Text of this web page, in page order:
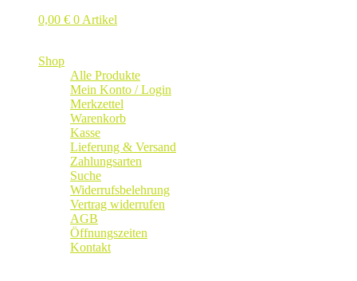
0,00 € 0 Artikel
Shop
Alle Produkte
Mein Konto / Login
Merkzettel
Warenkorb
Kasse
Lieferung & Versand
Zahlungsarten
Suche
Widerrufsbelehrung
Vertrag widerrufen
AGB
Öffnungszeiten
Kontakt